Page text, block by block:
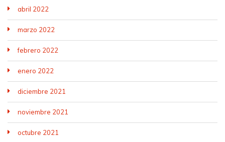
abril 2022
marzo 2022
febrero 2022
enero 2022
diciembre 2021
noviembre 2021
octubre 2021